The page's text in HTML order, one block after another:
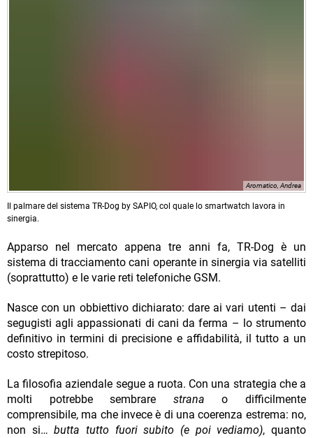
Aromatico, Andrea
Il palmare del sistema TR-Dog by SAPIO, col quale lo smartwatch lavora in
sinergia.
Apparso nel mercato appena tre anni fa, TR-Dog è un
sistema di tracciamento cani operante in sinergia via satelliti
(soprattutto) e le varie reti telefoniche GSM.
Nasce con un obbiettivo dichiarato: dare ai vari utenti – dai
segugisti agli appassionati di cani da ferma – lo strumento
definitivo in termini di precisione e affidabilità, il tutto a un
costo strepitoso.
La filosofia aziendale segue a ruota. Con una strategia che a
molti potrebbe sembrare strana o difficilmente
comprensibile, ma che invece è di una coerenza estrema: no,
non si…butta tutto fuori subito (e poi vediamo), quanto